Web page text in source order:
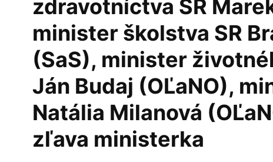
zdravotníctva SR
minister školstva SR
(SaS), minister
Ján Budaj (OĽaNO),
Natália Milanová
zľava ministerka